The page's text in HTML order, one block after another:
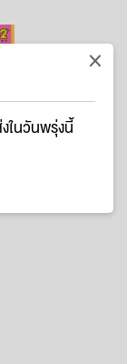
×
ในวันพรุ่งนี้